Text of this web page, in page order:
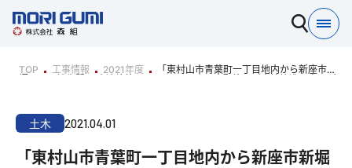
TOP 工事情報 2021年度
「東村山市青葉町一丁目地内から新座市新
土木 2021.04.01
「東村山市青葉町一丁目地内から新座市新堀